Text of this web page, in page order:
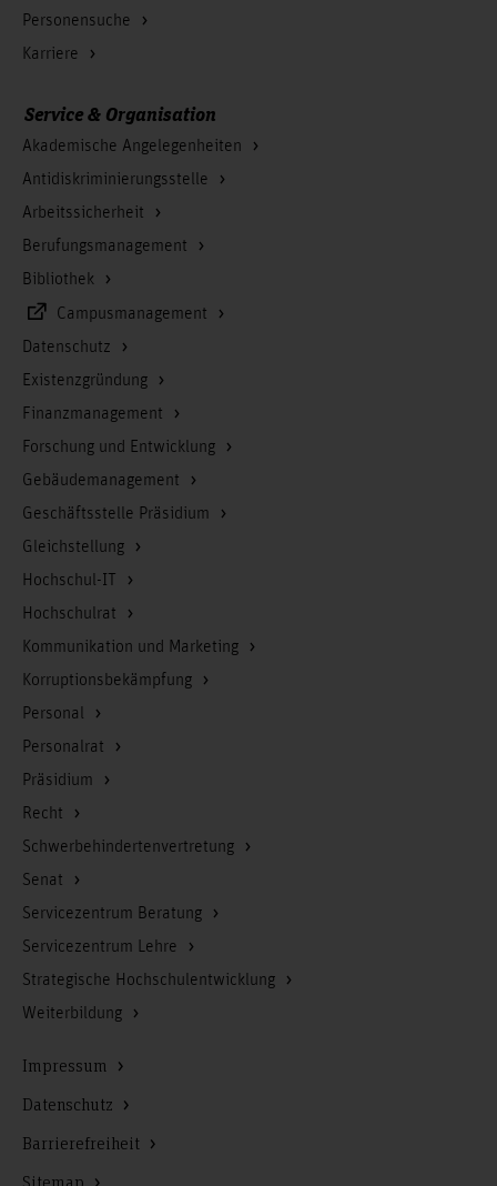
Personensuche
Karriere
Service & Organisation
Akademische Angelegenheiten
Antidiskriminierungsstelle
Arbeitssicherheit
Berufungsmanagement
Bibliothek
Campusmanagement
Datenschutz
Existenzgründung
Finanzmanagement
Forschung und Entwicklung
Gebäudemanagement
Geschäftsstelle Präsidium
Gleichstellung
Hochschul-IT
Hochschulrat
Kommunikation und Marketing
Korruptionsbekämpfung
Personal
Personalrat
Präsidium
Recht
Schwerbehindertenvertretung
Senat
Servicezentrum Beratung
Servicezentrum Lehre
Strategische Hochschulentwicklung
Weiterbildung
Impressum
Datenschutz
Barrierefreiheit